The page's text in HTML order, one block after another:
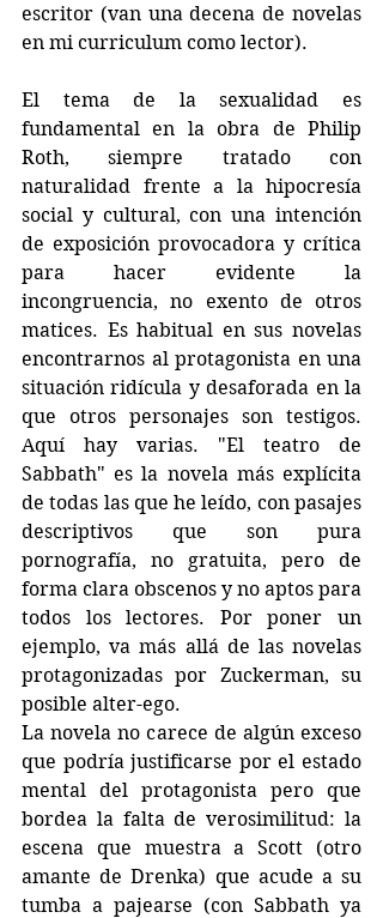
escritor (van una decena de novelas
en mi curriculum como lector).
El tema de la sexualidad es
fundamental en la obra de Philip
Roth, siempre tratado con
naturalidad frente a la hipocresía
social y cultural, con una intención
de exposición provocadora y crítica
para hacer evidente la
incongruencia, no exento de otros
matices. Es habitual en sus novelas
encontrarnos al protagonista en una
situación ridícula y desaforada en la
que otros personajes son testigos.
Aquí hay varias. "El teatro de
Sabbath" es la novela más explícita
de todas las que he leído, con pasajes
descriptivos que son pura
pornografía, no gratuita, pero de
forma clara obscenos y no aptos para
todos los lectores. Por poner un
ejemplo, va más allá de las novelas
protagonizadas por Zuckerman, su
posible alter-ego.
La novela no carece de algún exceso
que podría justificarse por el estado
mental del protagonista pero que
bordea la falta de verosimilitud: la
escena que muestra a Scott (otro
amante de Drenka) que acude a su
tumba a pajearse (con Sabbath ya